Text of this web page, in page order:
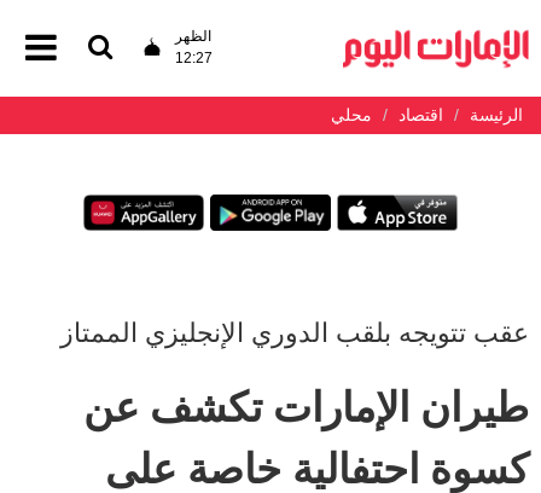
الظهر
12:27
الرئيسة اقتصاد محلي
عقب تتويجه بلقب الدوري الإنجليزي الممتاز
طيران الإمارات تكشف عن
كسوة احتفالية خاصة على